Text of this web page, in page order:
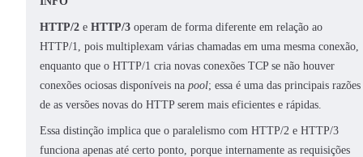
HTTP/2 e HTTP/3 operam de forma diferente em relação ao
HTTP/1, pois multiplexam várias chamadas em uma mesma conexão,
enquanto que o HTTP/1 cria novas conexões TCP se não houver
conexões ociosas disponíveis na pool; essa é uma das principais razões
de as versões novas do HTTP serem mais eficientes e rápidas.
Essa distinção implica que o paralelismo com HTTP/2 e HTTP/3
funciona apenas até certo ponto, porque internamente as requisições